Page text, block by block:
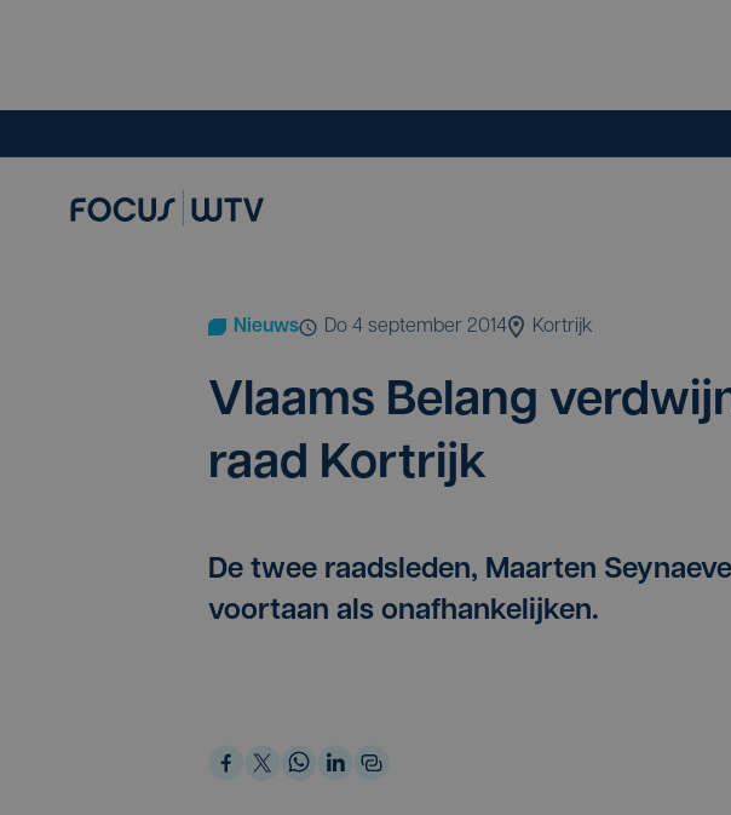
Nieuws do 4 september 2014 Kortrijk
Vlaams Belang
raad Kortrijk
De twee raadsleden, Maarten
voortaan als onafhankelijken.